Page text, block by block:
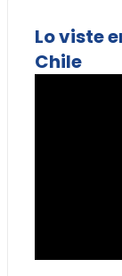
Lo viste
Chile